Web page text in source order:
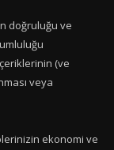
doğruluğu ve
(ve
veya
ekonomi ve